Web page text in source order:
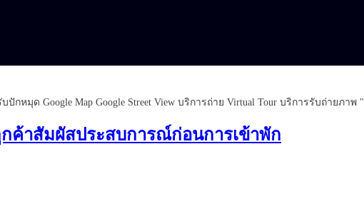
กหมุด Google Map Google Street View บริการถ่าย Virtual Tour บริการรับถ่ายภาพ "
กค้าสัมผัสประสบการณ์ก่อนการเข้าพัก